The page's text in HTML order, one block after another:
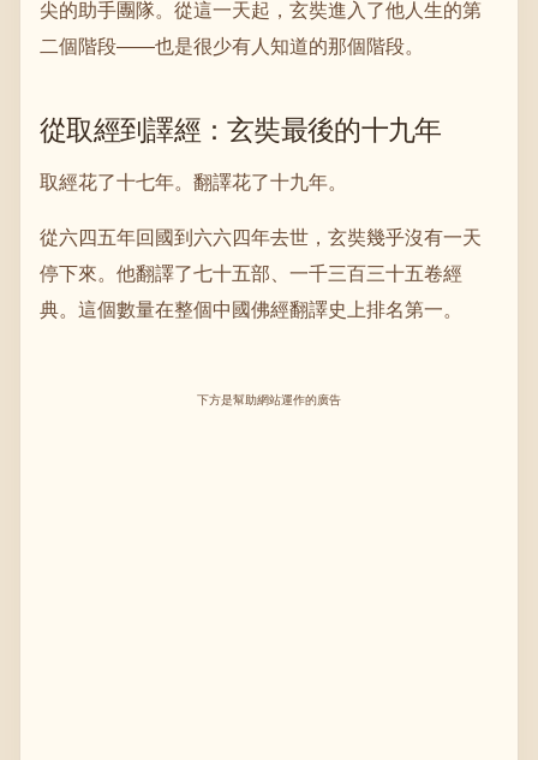
尖的助手團隊。從這一天起，玄奘進入了他人生的第
二個階段——也是很少有人知道的那個階段。
從取經到譯經：玄奘最後的十九年
取經花了十七年。翻譯花了十九年。
從六四五年回國到六六四年去世，玄奘幾乎沒有一天
停下來。他翻譯了七十五部、一千三百三十五卷經
典。這個數量在整個中國佛經翻譯史上排名第一。
下方是幫助網站運作的廣告